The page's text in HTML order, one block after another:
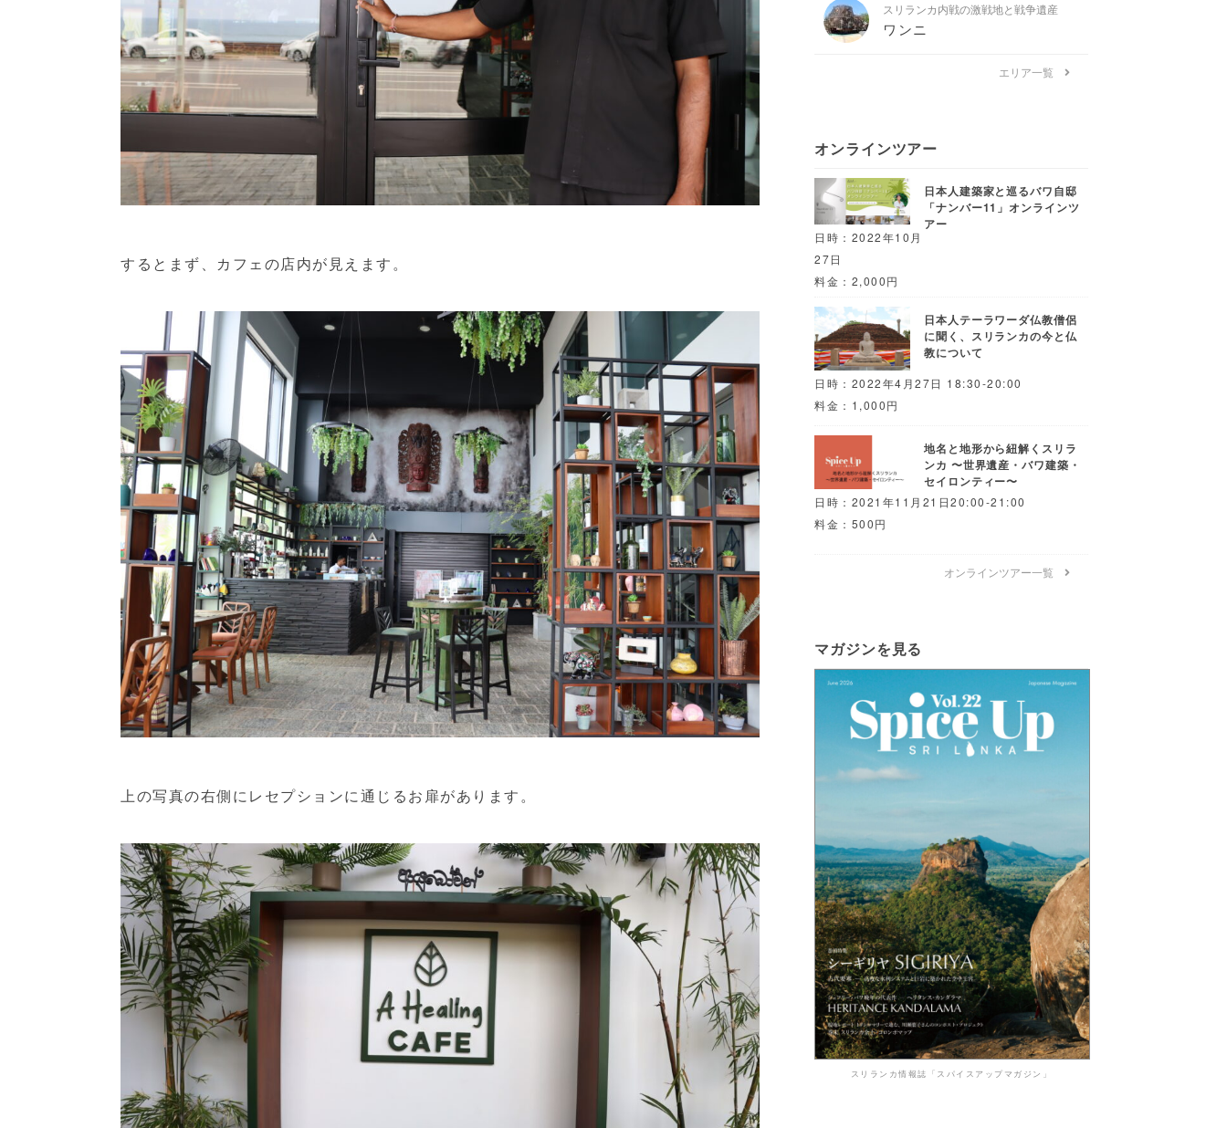
するとまず、カフェの店内が見えます。
上の写真の右側にレセプションに通じるお扉があります。
スリランカ内戦の激戦地と戦争遺産
ワンニ
エリア一覧
オンラインツアー
日本人建築家と巡るバワ自邸
「ナンバー11」オンラインツ
アー
日時：2022年10月
27日
料金：2,000円
日本人テーラワーダ仏教僧侶
に聞く、スリランカの今と仏
教について
日時：2022年4月27日 18:30-20:00
料金：1,000円
地名と地形から紐解くスリラ
ンカ 〜世界遺産・バワ建築・
セイロンティー〜
日時：2021年11月21日20:00-21:00
料金：500円
オンラインツアー一覧
マガジンを見る
スリランカ情報誌「スパイスアップマガジン」